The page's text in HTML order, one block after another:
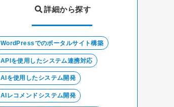
詳細から探す
WordPressでのポータルサイト構築
APIを使用したシステム連携対応
AIを使用したシステム開発
AIレコメンドシステム開発